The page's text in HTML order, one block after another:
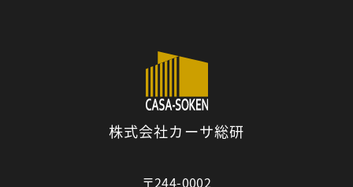
株式会社カーサ総研
〒244-0002